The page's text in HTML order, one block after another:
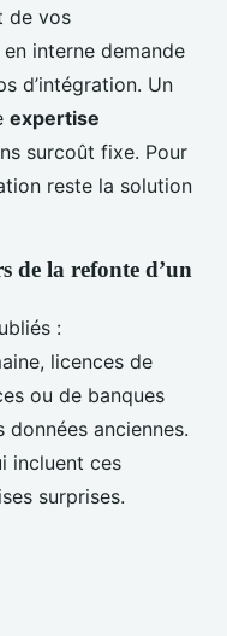
de vos
interne demande
d’intégration. Un
expertise
surcoût fixe. Pour
reste la solution
de la refonte d’un
:
licences de
ou de banques
anciennes.
incluent ces
surprises.